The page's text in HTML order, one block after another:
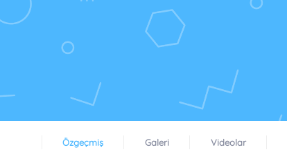
Özgeçmiş Galeri Videolar